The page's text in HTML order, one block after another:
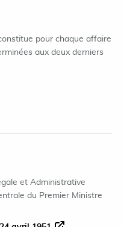
pour chaque affaire
aux deux derniers
et Administrative
du Premier Ministre